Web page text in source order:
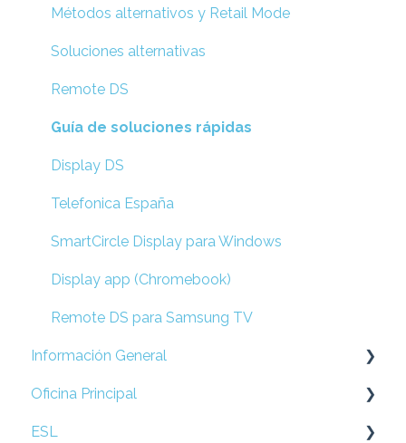
Métodos alternativos y Retail Mode
Soluciones alternativas
Remote DS
Guía de soluciones rápidas
Display DS
Telefonica España
SmartCircle Display para Windows
Display app (Chromebook)
Remote DS para Samsung TV
Información General
Preguntas Frecuentes
Oficina Principal
Prepare su Red
ESL